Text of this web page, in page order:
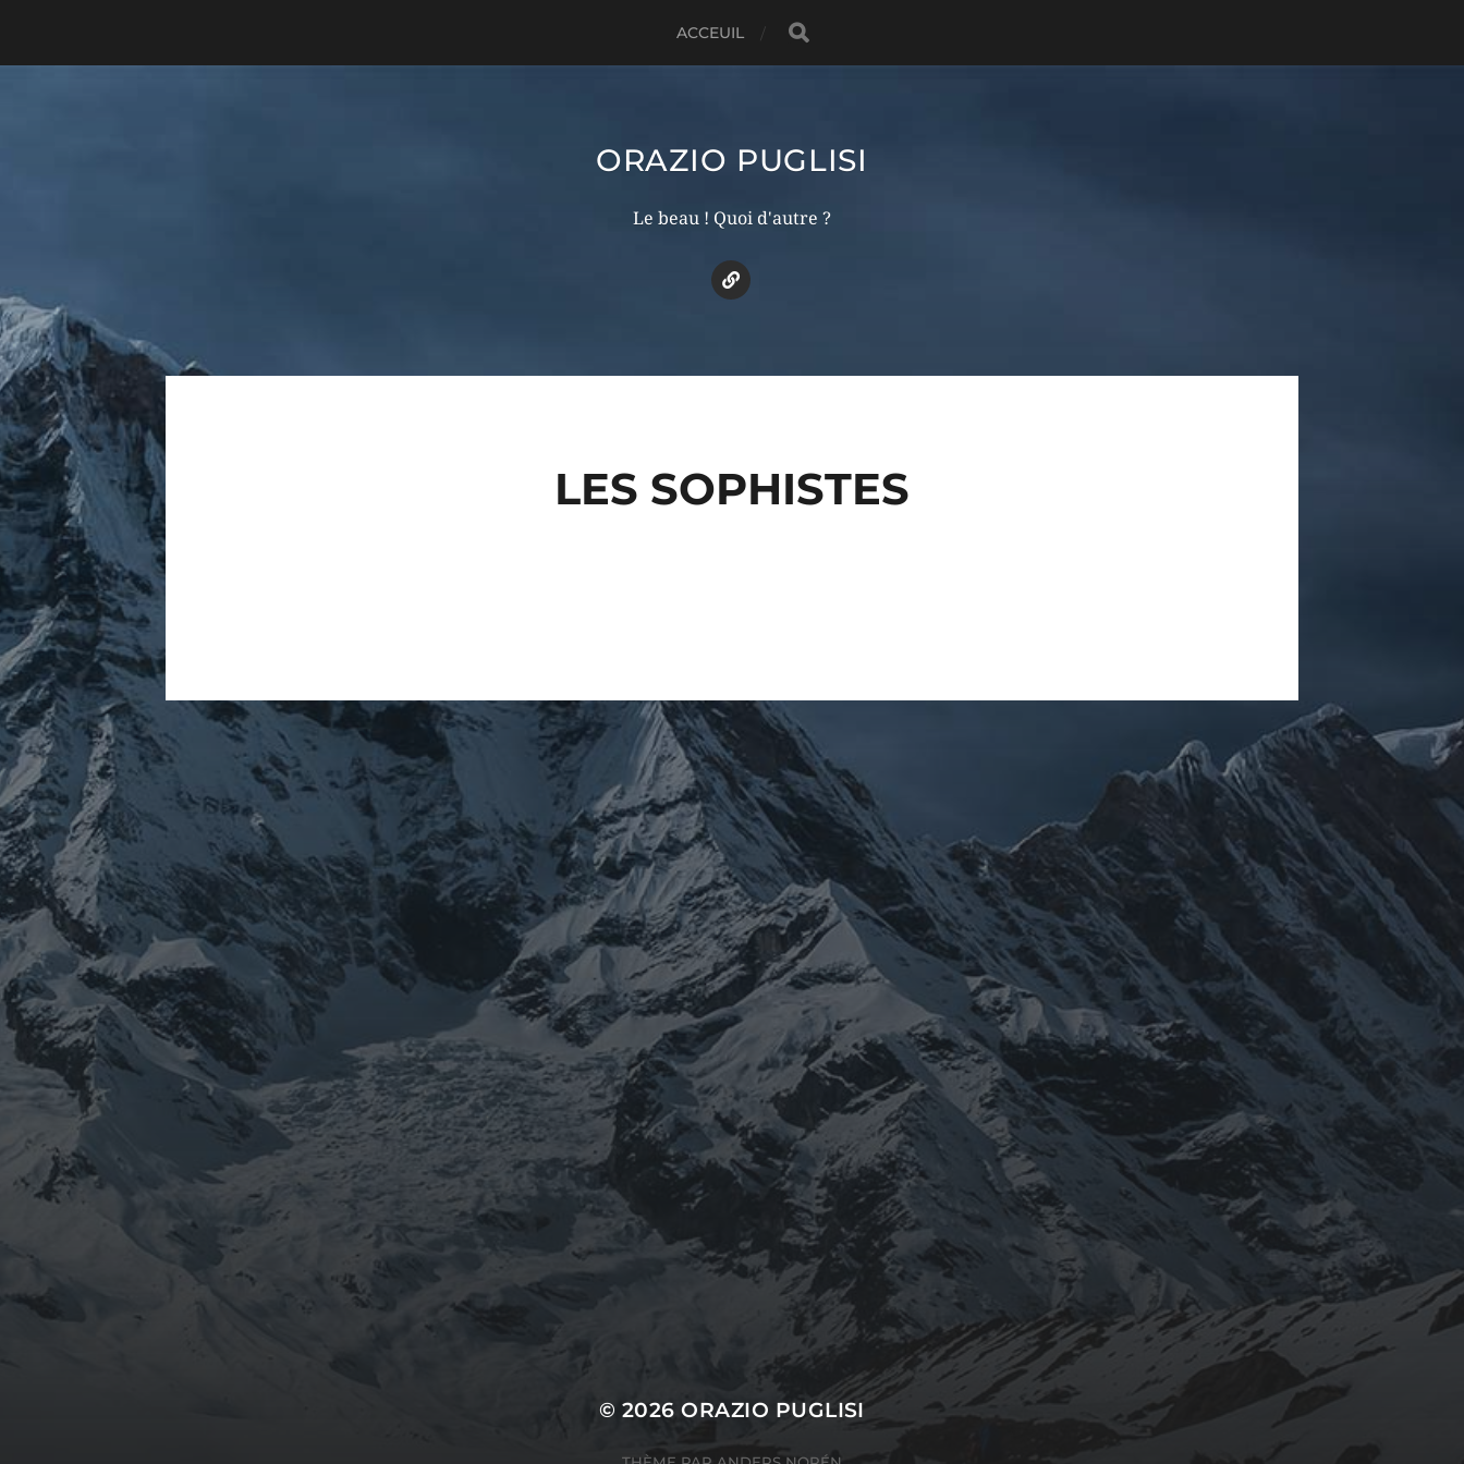
ACCEUIL
ORAZIO PUGLISI
Le beau ! Quoi d'autre ?
LES SOPHISTES
ARCHIVES
mars 2026
février 2026
décembre 2025
septembre 2024
août 2024
CATÉGORIES
Conférences
conférences échecs
Echecs et Entreprise
Non classé
Personnages illustres inconnus
© 2026ORAZIO PUGLISI